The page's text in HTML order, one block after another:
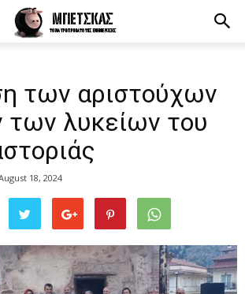
των αριστούχων
των λυκείων του
18, 2024